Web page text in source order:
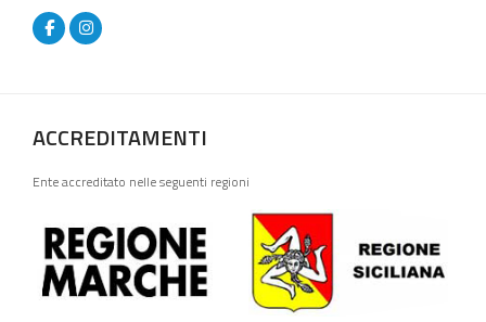
ACCREDITAMENTI
Ente accreditato nelle seguenti regioni